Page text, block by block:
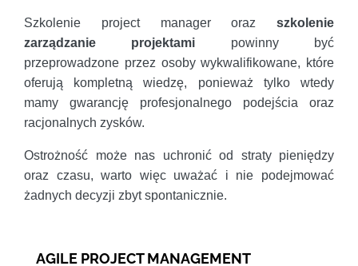
Szkolenie project manager oraz szkolenie
zarządzanie projektami powinny być
przeprowadzone przez osoby wykwalifikowane, które
oferują kompletną wiedzę, ponieważ tylko wtedy
mamy gwarancję profesjonalnego podejścia oraz
racjonalnych zysków.
Ostrożność może nas uchronić od straty pieniędzy
oraz czasu, warto więc uważać i nie podejmować
żadnych decyzji zbyt spontanicznie.
AGILE PROJECT MANAGEMENT